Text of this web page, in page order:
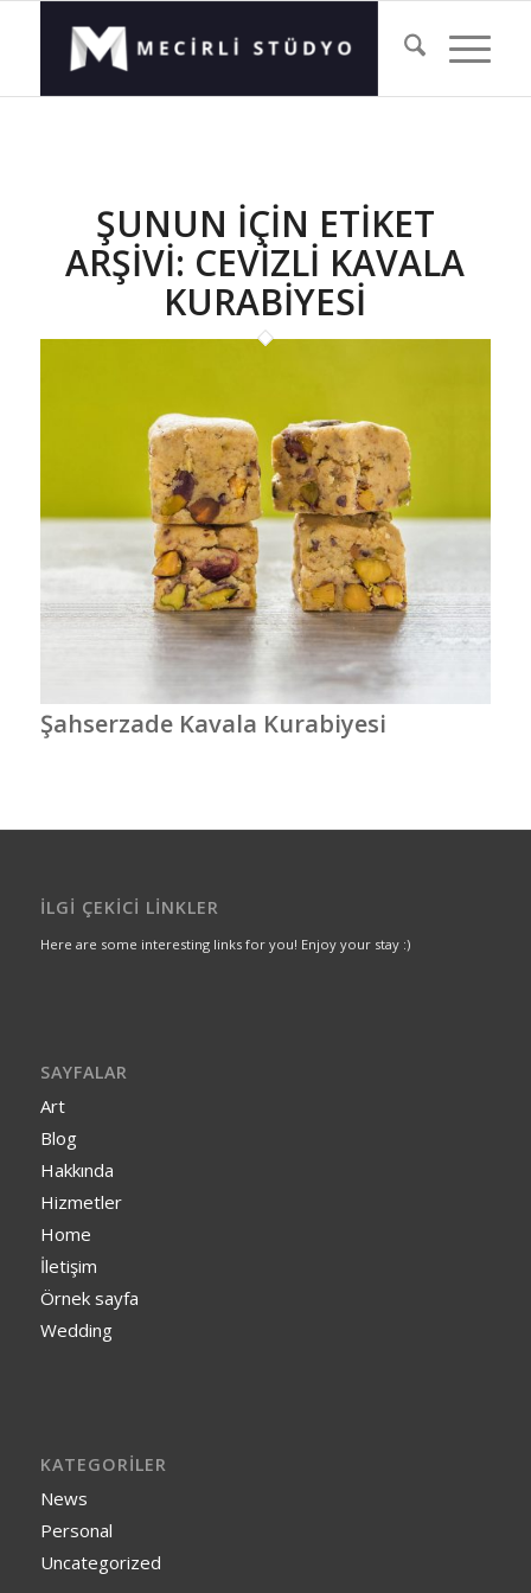
ŞUNUN IÇIN ETIKET
ARŞIVI: CEVIZLI KAVALA
KURABIYESI
Şahserzade Kavala Kurabiyesi
İLGI ÇEKICI LINKLER
Here are some interesting links for you! Enjoy your stay :)
SAYFALAR
Art
Blog
Hakkında
Hizmetler
Home
İletişim
Örnek sayfa
Wedding
KATEGORILER
News
Personal
Uncategorized